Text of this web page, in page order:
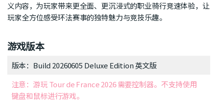
义内容，为玩家带来更全面、更沉浸式的职业骑行竞速体验，让
玩家全方位感受环法赛事的独特魅力与竞技乐趣。
游戏版本
版本：Build 20260605 Deluxe Edition 英文版
注意：游玩 Tour de France 2026 需要控制器。不支持使用
键盘和鼠标进行游戏。